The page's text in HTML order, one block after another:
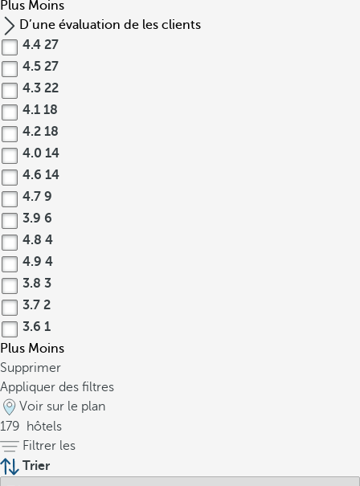
Plus Moins
D’une évaluation de les clients
4.4 27
4.5 27
4.3 22
4.1 18
4.2 18
4.0 14
4.6 14
4.7 9
3.9 6
4.8 4
4.9 4
3.8 3
3.7 2
3.6 1
Plus Moins
Supprimer
Appliquer des filtres
Voir sur le plan
179
hôtels
Filtrer les
Trier